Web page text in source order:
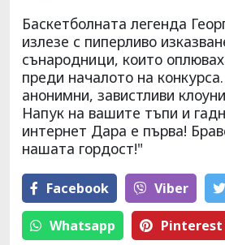
Баскетболната легенда
излезе с пиперливо
сънародници, които
преди началото на
анонимни, завистливи
Напук на вашите тъпи и
интернет Дара е първа!
нашата гордост!"
Facebook Viber
Whatsapp Pinterest